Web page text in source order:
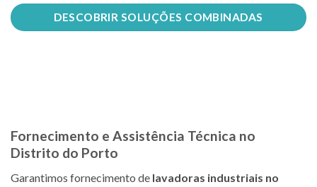
DESCOBRIR SOLUÇÕES COMBINADAS
Fornecimento e Assistência Técnica no
Distrito do Porto
Garantimos fornecimento de lavadoras industriais no